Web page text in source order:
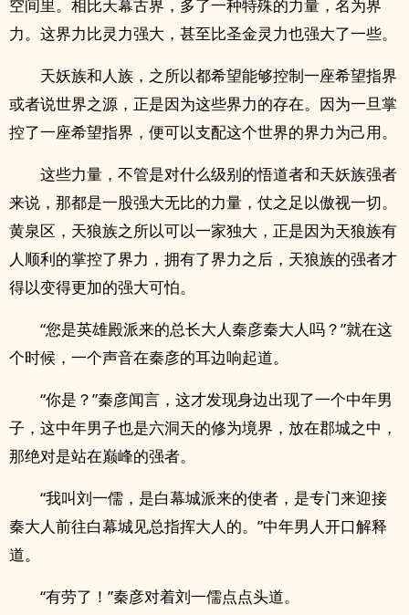
空间里。相比天幕古界，多了一种特殊的力量，名为界
力。这界力比灵力强大，甚至比圣金灵力也强大了一些。
天妖族和人族，之所以都希望能够控制一座希望指界
或者说世界之源，正是因为这些界力的存在。因为一旦掌
控了一座希望指界，便可以支配这个世界的界力为己用。
这些力量，不管是对什么级别的悟道者和天妖族强者
来说，那都是一股强大无比的力量，仗之足以傲视一切。
黄泉区，天狼族之所以可以一家独大，正是因为天狼族有
人顺利的掌控了界力，拥有了界力之后，天狼族的强者才
得以变得更加的强大可怕。
“您是英雄殿派来的总长大人秦彦秦大人吗？”就在这
个时候，一个声音在秦彦的耳边响起道。
“你是？”秦彦闻言，这才发现身边出现了一个中年男
子，这中年男子也是六洞天的修为境界，放在郡城之中，
那绝对是站在巅峰的强者。
“我叫刘一儒，是白幕城派来的使者，是专门来迎接
秦大人前往白幕城见总指挥大人的。”中年男人开口解释
道。
“有劳了！”秦彦对着刘一儒点点头道。